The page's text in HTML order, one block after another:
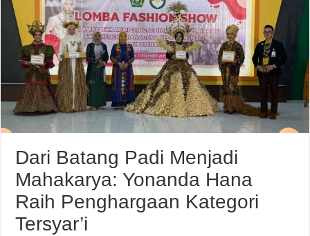
Dari Batang Padi Menjadi
Mahakarya: Yonanda Hana
Raih Penghargaan Kategori
Tersyar’i